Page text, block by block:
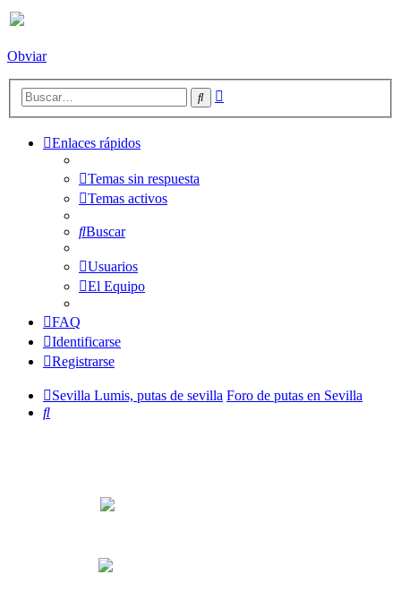
Obviar
Buscar
Enlaces rápidos
Temas sin respuesta
Temas activos
Buscar
Usuarios
El Equipo
FAQ
Identificarse
Registrarse
Sevilla Lumis, putas de sevilla Foro de putas en Sevilla
Buscar